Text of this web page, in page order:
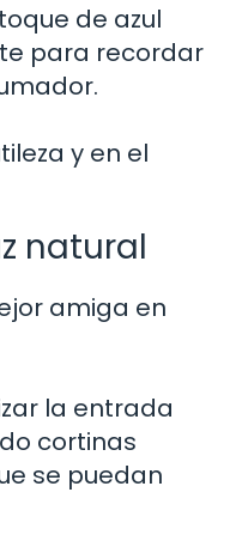
de azul
para recordar
y en el
natural
amiga en
la entrada
cortinas
se puedan